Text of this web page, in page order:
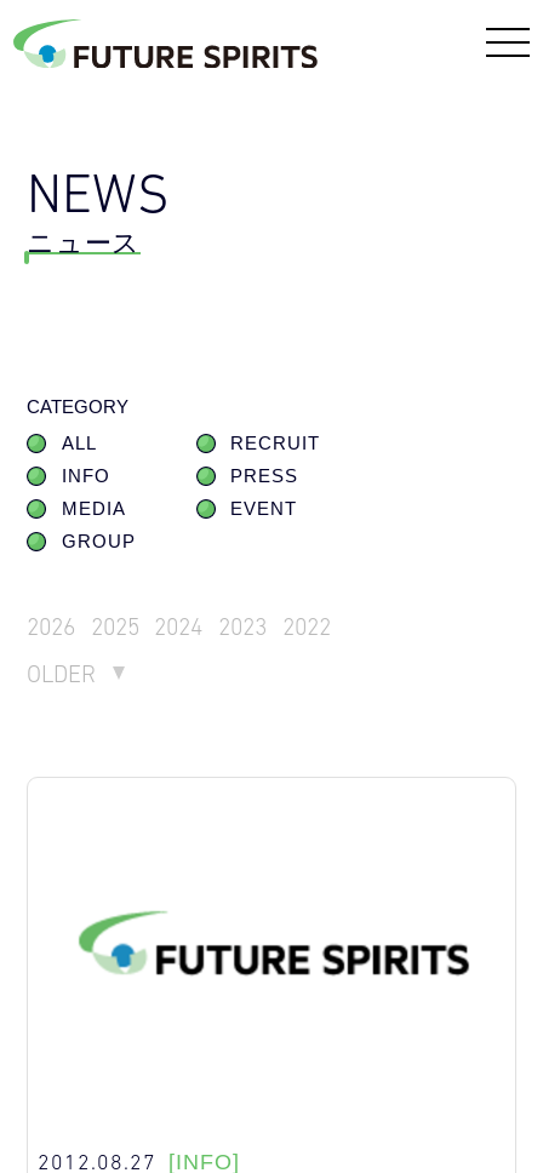
NEWS
ニュース
CATEGORY
ALL
RECRUIT
INFO
PRESS
MEDIA
EVENT
GROUP
2026 2025 2024 2023
2022
OLDER
2012.08.27 [INFO]